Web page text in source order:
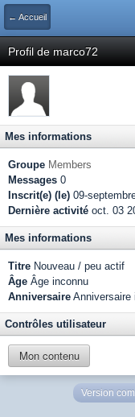
← Accueil
Profil de marco72
Mes informations
Groupe Members
Messages 0
Inscrit(e) (le) 09-
Dernière activité oct. 03
Mes informations
Titre Nouveau / peu actif
Âge Âge inconnu
Anniversaire Anniversaire
Contrôles utilisateur
Mon contenu
Version